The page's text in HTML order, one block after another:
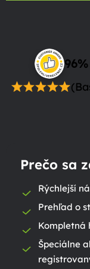
Prečo sa
Rýchlejší
Prehľad o
Kompletná
Špeciálne